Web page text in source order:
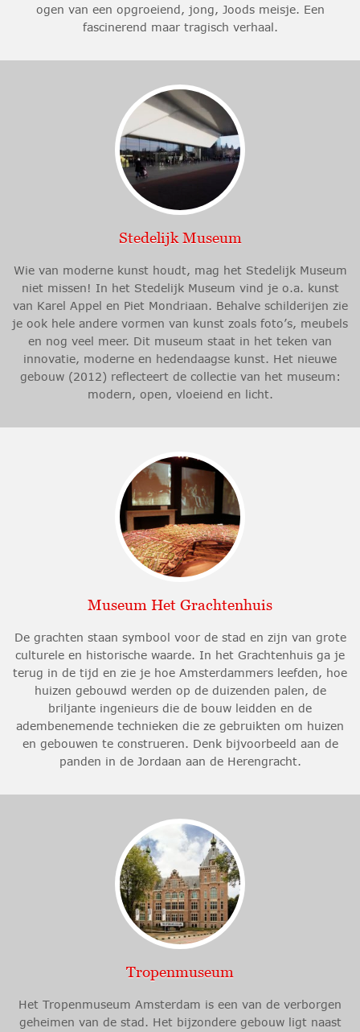
ogen van een opgroeiend, jong, Joods meisje. Een
fascinerend maar tragisch verhaal.
Stedelijk Museum
Wie van moderne kunst houdt, mag het Stedelijk Museum
niet missen! In het Stedelijk Museum vind je o.a. kunst
van Karel Appel en Piet Mondriaan. Behalve schilderijen zie
je ook hele andere vormen van kunst zoals foto’s, meubels
en nog veel meer. Dit museum staat in het teken van
innovatie, moderne en hedendaagse kunst. Het nieuwe
gebouw (2012) reflecteert de collectie van het museum:
modern, open, vloeiend en licht.
Museum Het Grachtenhuis
De grachten staan symbool voor de stad en zijn van grote
culturele en historische waarde. In het Grachtenhuis ga je
terug in de tijd en zie je hoe Amsterdammers leefden, hoe
huizen gebouwd werden op de duizenden palen, de
briljante ingenieurs die de bouw leidden en de
adembenemende technieken die ze gebruikten om huizen
en gebouwen te construeren. Denk bijvoorbeeld aan de
panden in de Jordaan aan de Herengracht.
Tropenmuseum
Het Tropenmuseum Amsterdam is een van de verborgen
geheimen van de stad. Het bijzondere gebouw ligt naast